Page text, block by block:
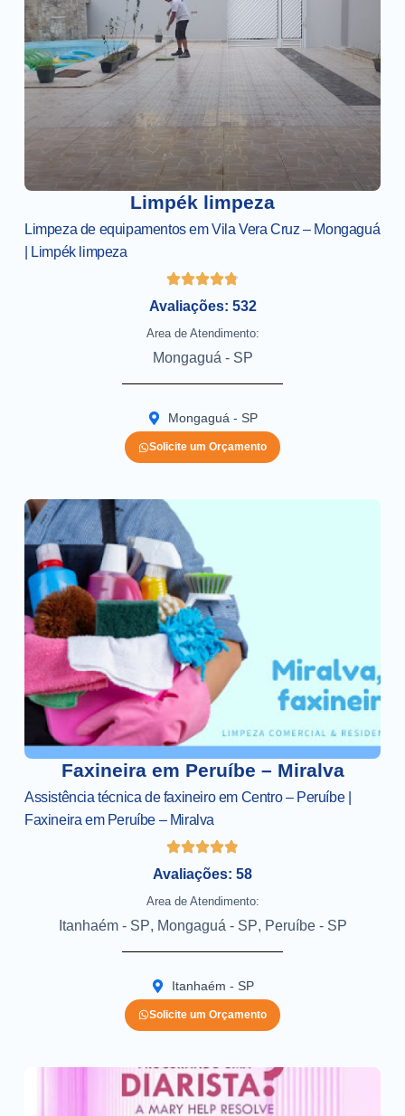
Limpék limpeza
Limpeza de equipamentos em Vila Vera Cruz – Mongaguá
| Limpék limpeza
Avaliações: 532
Area de Atendimento:
Mongaguá - SP
Mongaguá - SP
Solicite um Orçamento
Faxineira em Peruíbe – Miralva
Assistência técnica de faxineiro em Centro – Peruíbe |
Faxineira em Peruíbe – Miralva
Avaliações: 58
Area de Atendimento:
Itanhaém - SP, Mongaguá - SP, Peruíbe - SP
Itanhaém - SP
Solicite um Orçamento